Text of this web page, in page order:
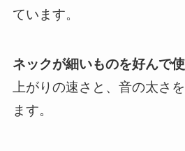
ています。
ネックが細いものを好んで
上がりの速さと、音の太さ
ます。